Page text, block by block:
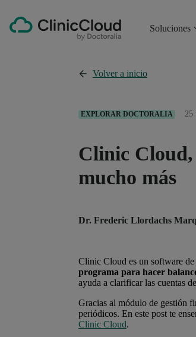
Soluciones
Volver a inicio
EXPLORAR DOCTORALIA 25
Clinic Cloud,
mucho más
Dr. Frederic Llordachs
Clinic Cloud es un software de
programa para hacer
ayuda a clarificar las cuentas
Gracias al módulo de gestión
periódicos. En este post te
Clinic Cloud.